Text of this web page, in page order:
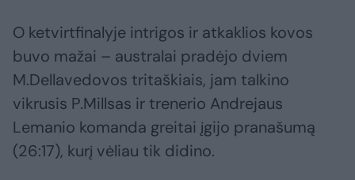
O ketvirtfinalyje intrigos ir atkaklios kovos
buvo mažai – australai pradėjo dviem
M.Dellavedovos tritaškiais, jam talkino
vikrusis P.Millsas ir trenerio Andrejaus
Lemanio komanda greitai įgijo pranašumą
(26:17), kurį vėliau tik didino.